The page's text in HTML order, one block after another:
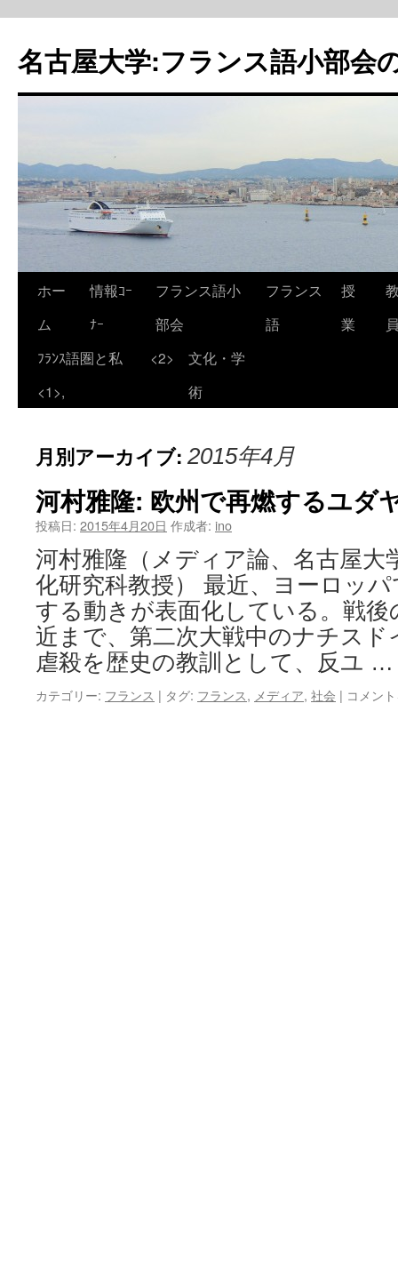
名古屋大学:フランス語小部会
ホー
ム
情報ｺｰ
ﾅｰ
フランス語小
部会
フランス
語
授
業
ﾌﾗﾝｽ語圏と私
<1>,
<2>
文化・学
術
月別アーカイブ: 2015年4月
河村雅隆: 欧州で再燃するユダ
投稿日: 2015年4月20日 作成者: ino
河村雅隆（メディア論、名古屋大
化研究科教授） 最近、ヨーロッ
する動きが表面化している。戦
近まで、第二次大戦中のナチス
虐殺を歴史の教訓として、反ユ
カテゴリー: フランス | タグ: フランス, メディア, 社会 | コメン